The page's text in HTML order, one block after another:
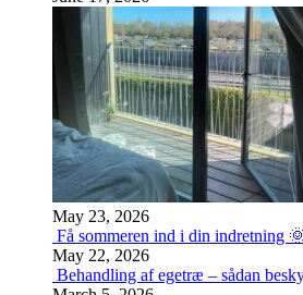
May 23, 2026
Få sommeren ind i din indretning
May 22, 2026
Behandling af egetræ – sådan